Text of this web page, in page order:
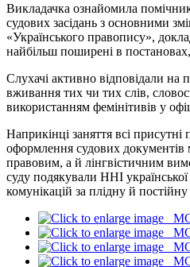
Викладачка ознайомила
судових засідань з основними
«Українського правопису»,
найбільш поширені в
Слухачі активно відповідали
вживання тих чи тих слів,
використанням фемінітивів у
Наприкінці заняття всі
оформлення судових документів
правовим, а й лінгвістичним
суду подякували ННІ української
комунікацій за плідну й